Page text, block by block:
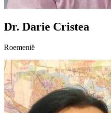
Dr. Darie Cristea
Roemenië